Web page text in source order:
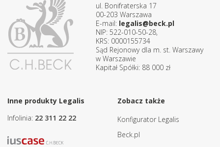
ul. Bonifraterska 17
00-203 Warszawa
E-mail: legalis@beck.pl
NIP: 522-010-50-28,
KRS: 0000155734
Sąd Rejonowy dla m. st. Warszawy
w Warszawie
Kapitał Spółki: 88 000 zł
Inne produkty Legalis
Infolinia: 22 311 22 22
Zobacz także
Konfigurator Legalis
Beck.pl